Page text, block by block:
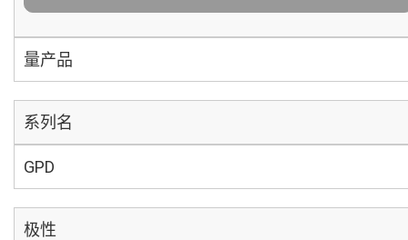
量产品
系列名
GPD
极性